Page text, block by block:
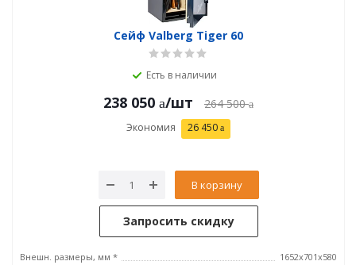
Сейф Valberg Tiger 60
Есть в наличии
238 050 /шт 264 500
Экономия 26 450
В корзину
Запросить скидку
Внешн. размеры, мм *
1652x701x580